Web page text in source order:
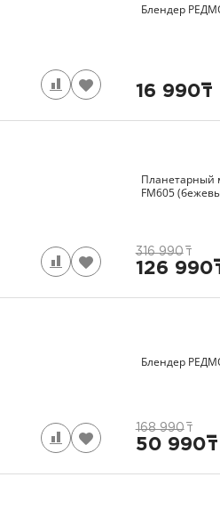
Блендер
16 990т
FM605
316 990 т
126 990
Блендер
168 990 т
50 990т